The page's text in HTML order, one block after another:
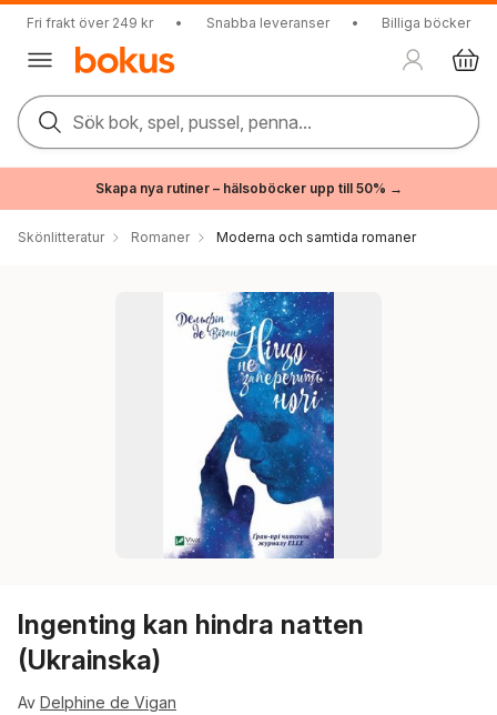
Fri frakt över 249 kr • Snabba leveranser • Billiga böcker
Sök bok, spel, pussel, penna...
Skapa nya rutiner – hälsoböcker upp till 50% →
Skönlitteratur Romaner Moderna och samtida romaner
Ingenting kan hindra natten
(Ukrainska)
Av Delphine de Vigan